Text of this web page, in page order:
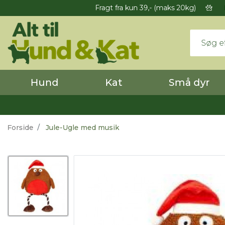
Fragt fra kun 39,- (maks 20kg)
Hund Kat Små dyr
Forside Jule-Ugle med musik